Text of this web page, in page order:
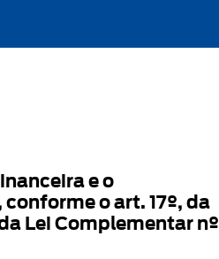
e o
o art. 17º, da
Lei Complementar nº